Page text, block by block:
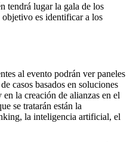
tendrá lugar la gala de los
es identificar a los
al evento podrán ver paneles
casos basados ​​en soluciones
la creación de alianzas en el
se tratarán están la
la inteligencia artificial, el